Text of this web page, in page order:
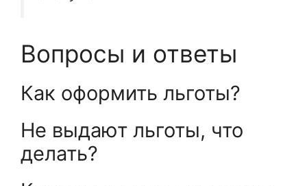
Вопросы и ответы
Как оформить льготы?
Не выдают льготы, что
делать?